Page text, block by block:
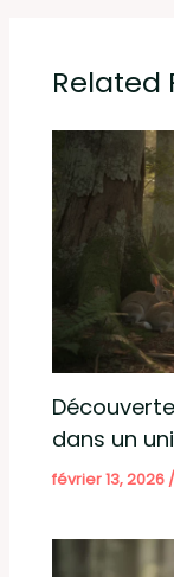
Related
dans un
février 13, 2026 /